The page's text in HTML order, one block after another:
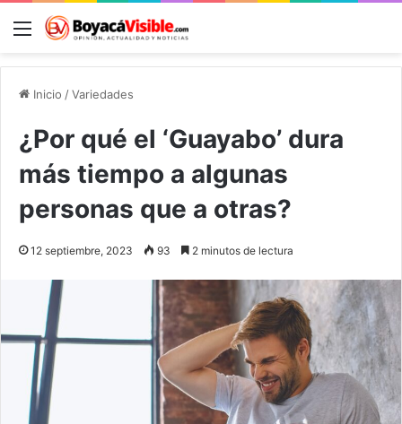
Menú
Inicio /Variedades
¿Por qué el ‘Guayabo’ dura
más tiempo a algunas
personas que a otras?
12 septiembre, 2023 93 2 minutos de lectura